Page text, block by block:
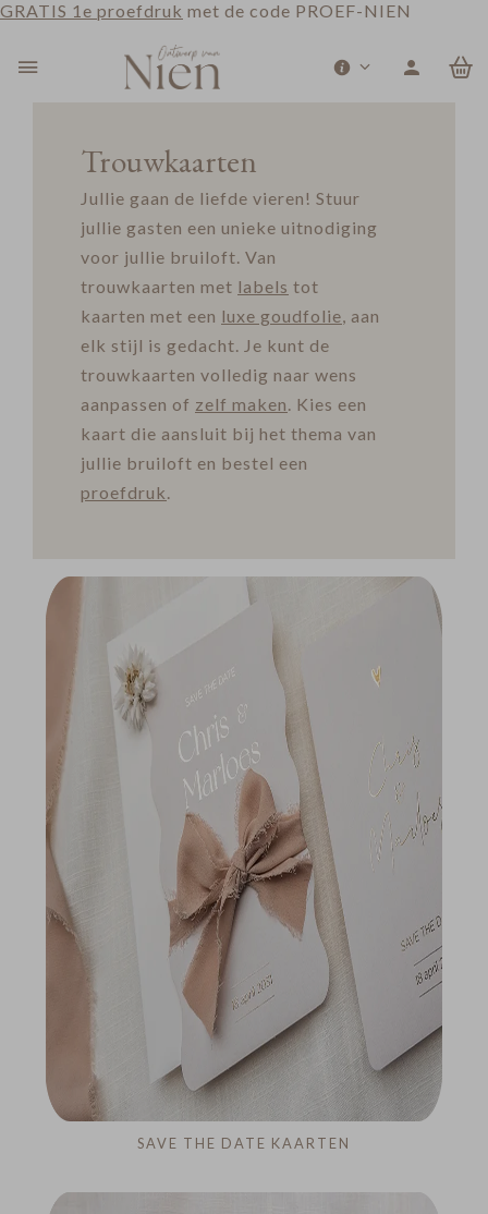
GRATIS 1e proefdruk met de code PROEF-NIEN
Trouwkaarten
Jullie gaan de liefde vieren! Stuur
jullie gasten een unieke uitnodiging
voor jullie bruiloft. Van
trouwkaarten met labels tot
kaarten met een luxe goudfolie, aan
elk stijl is gedacht. Je kunt de
trouwkaarten volledig naar wens
aanpassen of zelf maken. Kies een
kaart die aansluit bij het thema van
jullie bruiloft en bestel een
proefdruk.
SAVE THE DATE KAARTEN